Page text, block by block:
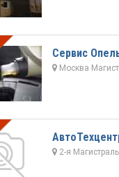
Сервис
Москва
2-я